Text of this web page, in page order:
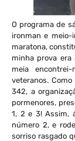
O programa de
ironman e meio-
maratona,
minha prova
meia
veteranos.
342, a
pormenores,
1, 2 e 3! Assim,
número 2, e
sorriso rasgado